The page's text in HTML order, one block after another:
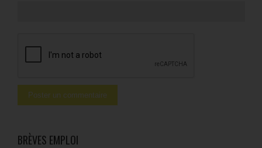
BRÈVES EMPLOI